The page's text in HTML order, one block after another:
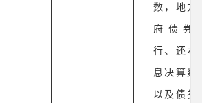
数，地方
府债券
行、还本
息决算数
以及债券